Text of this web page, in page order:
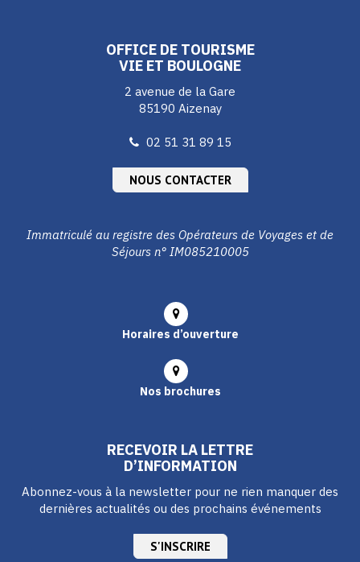
OFFICE DE TOURISME
VIE ET BOULOGNE
2 avenue de la Gare
85190 Aizenay
02 51 31 89 15
NOUS CONTACTER
Immatriculé au registre des Opérateurs de Voyages et de
Séjours n° IM085210005
Horaires d’ouverture
Nos brochures
RECEVOIR LA LETTRE
D’INFORMATION
Abonnez-vous à la newsletter pour ne rien manquer des
dernières actualités ou des prochains événements
S'INSCRIRE